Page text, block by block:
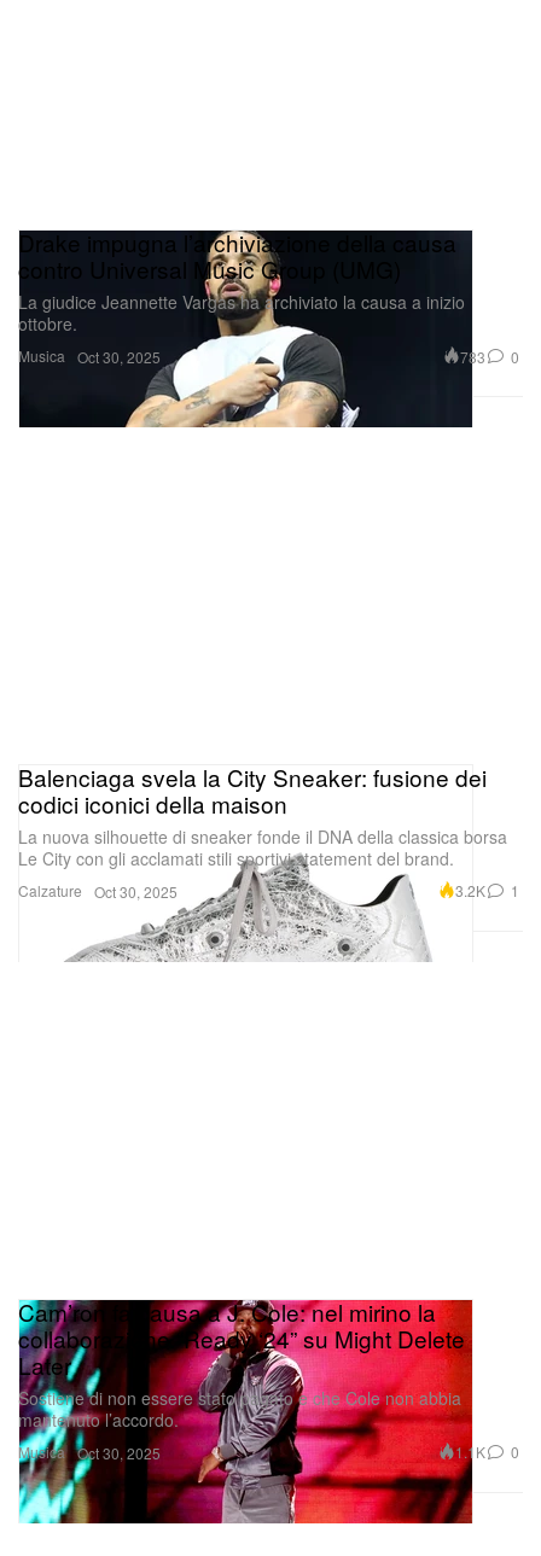
Musica
Drake impugna l’archiviazione della causa
contro Universal Music Group (UMG)
La giudice Jeannette Vargas ha archiviato la causa a inizio
ottobre.
Oct 30, 2025 783 0
Calzature
Balenciaga svela la City Sneaker: fusione dei
codici iconici della maison
La nuova silhouette di sneaker fonde il DNA della classica borsa
Le City con gli acclamati stili sportivi statement del brand.
Oct 30, 2025 3.2K 1
Musica
Cam’ron fa causa a J. Cole: nel mirino la
collaborazione “Ready ‘24” su Might Delete
Later
Sostiene di non essere stato pagato e che Cole non abbia
mantenuto l’accordo.
Oct 30, 2025 1.1K 0